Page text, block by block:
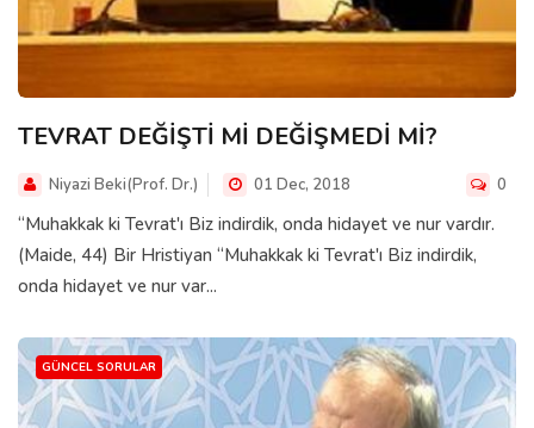
TEVRAT DEĞİŞTİ Mİ DEĞİŞMEDİ Mİ?
Niyazi Beki(Prof. Dr.) 01 Dec, 2018 0
“Muhakkak ki Tevrat'ı Biz indirdik, onda hidayet ve nur vardır.
(Maide, 44) Bir Hristiyan “Muhakkak ki Tevrat'ı Biz indirdik,
onda hidayet ve nur var...
GÜNCEL SORULAR